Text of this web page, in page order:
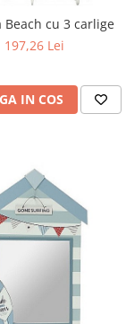
Beach cu 3 carlige
197,26 Lei
IN COS